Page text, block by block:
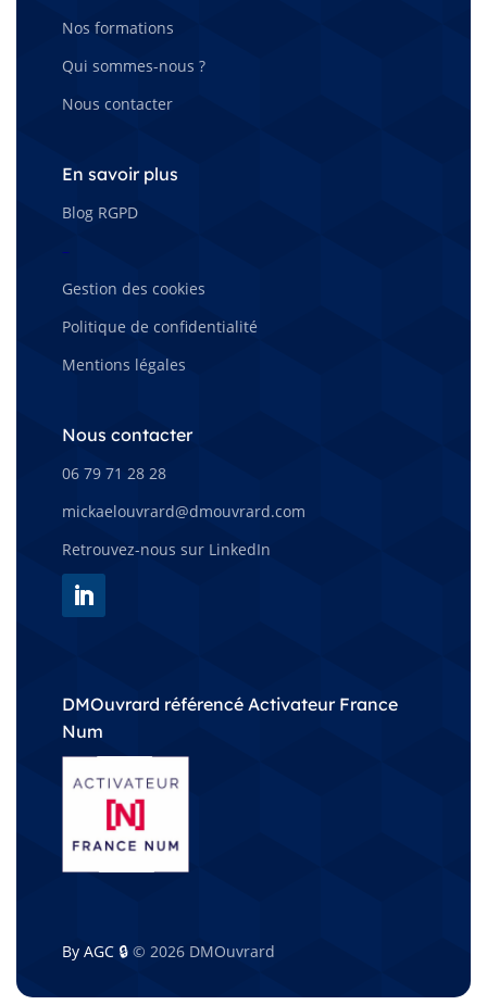
Nos formations
Qui sommes-nous ?
Nous contacter
En savoir plus
Blog RGPD
–
Gestion des cookies
Politique de confidentialité
Mentions légales
Nous contacter
06 79 71 28 28
mickaelouvrard@dmouvrard.com
Retrouvez-nous sur LinkedIn
DMOuvrard référencé Activateur France
Num
By AGC 🔒© 2026 DMOuvrard